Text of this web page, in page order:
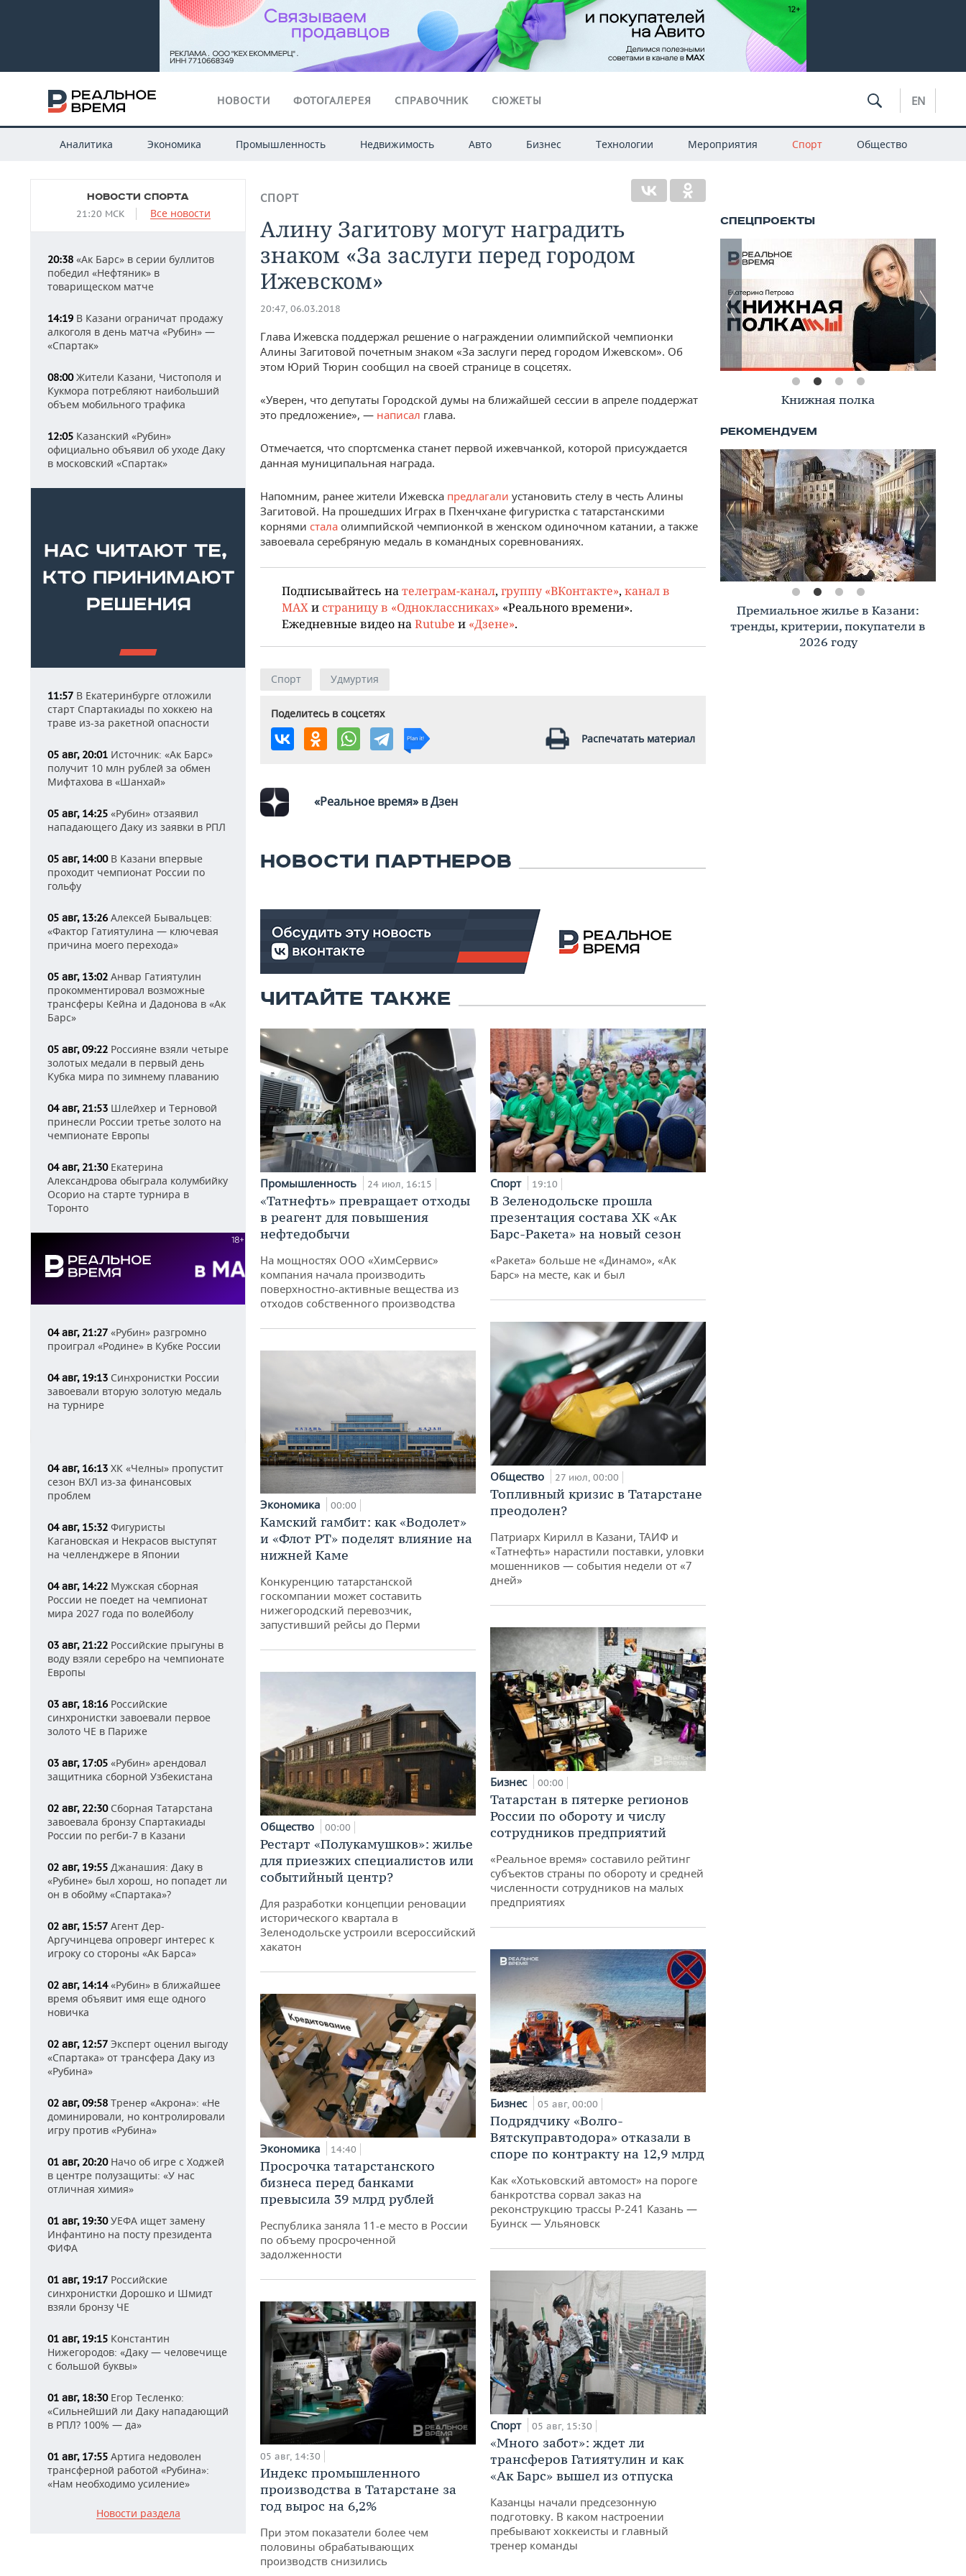
НОВОСТИ ФОТОГАЛЕРЕЯ СПРАВОЧНИК СЮЖЕТЫ EN
Аналитика Экономика Промышленность Недвижимость Авто Бизнес Технологии Мероприятия Спорт Общество
НОВОСТИ СПОРТА
21:20 МСК Все новости
20:38 «Ак Барс» в серии буллитов
победил «Нефтяник» в
товарищеском матче
14:19 В Казани ограничат продажу
алкоголя в день матча «Рубин» —
«Спартак»
08:00Жители Казани, Чистополя и
Кукмора потребляют наибольший
объем мобильного трафика
12:05 Казанский «Рубин»
официально объявил об уходе Даку
в московский «Спартак»
11:57 В Екатеринбурге отложили
старт Спартакиады по хоккею на
траве из-за ракетной опасности
05 авг, 20:01 Источник: «Ак Барс»
получит 10 млн рублей за обмен
Мифтахова в «Шанхай»
05 авг, 14:25 «Рубин» отзаявил
нападающего Даку из заявки в РПЛ
05 авг, 14:00В Казани впервые
проходит чемпионат России по
гольфу
05 авг, 13:26 Алексей Бывальцев:
«Фактор Гатиятулина — ключевая
причина моего перехода»
05 авг, 13:02 Анвар Гатиятулин
прокомментировал возможные
трансферы Кейна и Дадонова в «Ак
Барс»
05 авг, 09:22 Россияне взяли четыре
золотых медали в первый день
Кубка мира по зимнему плаванию
04 авг, 21:53 Шлейхер и Терновой
принесли России третье золото на
чемпионате Европы
04 авг, 21:30Екатерина
Александрова обыграла колумбийку
Осорио на старте турнира в
Торонто
04 авг, 21:27 «Рубин» разгромно
проиграл «Родине» в Кубке России
04 авг, 19:13 Синхронистки России
завоевали вторую золотую медаль
на турнире
04 авг, 16:13 ХК «Челны» пропустит
сезон ВХЛ из-за финансовых
проблем
04 авг, 15:32 Фигуристы
Кагановская и Некрасов выступят
на челленджере в Японии
04 авг, 14:22 Мужская сборная
России не поедет на чемпионат
мира 2027 года по волейболу
03 авг, 21:22 Российские прыгуны в
воду взяли серебро на чемпионате
Европы
03 авг, 18:16 Российские
синхронистки завоевали первое
золото ЧЕ в Париже
03 авг, 17:05 «Рубин» арендовал
защитника сборной Узбекистана
02 авг, 22:30Сборная Татарстана
завоевала бронзу Спартакиады
России по регби-7 в Казани
02 авг, 19:55 Джанашия: Даку в
«Рубине» был хорош, но попадет ли
он в обойму «Спартака»?
02 авг, 15:57 Агент Дер-
Аргучинцева опроверг интерес к
игроку со стороны «Ак Барса»
02 авг, 14:14«Рубин» в ближайшее
время объявит имя еще одного
новичка
02 авг, 12:57 Эксперт оценил выгоду
«Спартака» от трансфера Даку из
«Рубина»
02 авг, 09:58 Тренер «Акрона»: «Не
доминировали, но контролировали
игру против «Рубина»
01 авг, 20:20Начо об игре с Ходжей
в центре полузащиты: «У нас
отличная химия»
01 авг, 19:30УЕФА ищет замену
Инфантино на посту президента
ФИФА
01 авг, 19:17 Российские
синхронистки Дорошко и Шмидт
взяли бронзу ЧЕ
01 авг, 19:15 Константин
Нижегородов: «Даку — человечище
с большой буквы»
01 авг, 18:30Егор Тесленко:
«Сильнейший ли Даку нападающий
в РПЛ? 100% — да»
01 авг, 17:55 Артига недоволен
трансферной работой «Рубина»:
«Нам необходимо усиление»
Новости раздела
СПОРТ
Алину Загитову могут наградить
знаком «За заслуги перед городом
Ижевском»
20:47, 06.03.2018
Глава Ижевска поддержал решение о награждении олимпийской чемпионки
Алины Загитовой почетным знаком «За заслуги перед городом Ижевском». Об
этом Юрий Тюрин сообщил на своей странице в соцсетях.
«Уверен, что депутаты Городской думы на ближайшей сессии в апреле поддержат
это предложение», — написал глава.
Отмечается, что спортсменка станет первой ижевчанкой, которой присуждается
данная муниципальная награда.
Напомним, ранее жители Ижевска предлагали установить стелу в честь Алины
Загитовой. На прошедших Играх в Пхенчхане фигуристка с татарстанскими
корнями стала олимпийской чемпионкой в женском одиночном катании, а также
завоевала серебряную медаль в командных соревнованиях.
Подписывайтесь на телеграм-канал, группу «ВКонтакте», канал в
MAX и страницу в «Одноклассниках» «Реального времени».
Ежедневные видео на Rutube и «Дзене».
Спорт Удмуртия
Поделитесь в соцсетях
Распечатать материал
«Реальное время» в Дзен
НОВОСТИ ПАРТНЕРОВ
ЧИТАЙТЕ ТАКЖЕ
Промышленность 24 июл, 16:15
«Татнефть» превращает отходы
в реагент для повышения
нефтедобычи
На мощностях ООО «ХимСервис»
компания начала производить
поверхностно-активные вещества из
отходов собственного производства
Экономика 00:00
Камский гамбит: как «Водолет»
и «Флот РТ» поделят влияние на
нижней Каме
Конкуренцию татарстанской
госкомпании может составить
нижегородский перевозчик,
запустивший рейсы до Перми
Общество 00:00
Рестарт «Полукамушков»: жилье
для приезжих специалистов или
событийный центр?
Для разработки концепции реновации
исторического квартала в
Зеленодольске устроили всероссийский
хакатон
Экономика 14:40
Просрочка татарстанского
бизнеса перед банками
превысила 39 млрд рублей
Республика заняла 11-е место в России
по объему просроченной
задолженности
05 авг, 14:30
Индекс промышленного
производства в Татарстане за
год вырос на 6,2%
При этом показатели более чем
половины обрабатывающих
производств снизились
Спорт 19:10
В Зеленодольске прошла
презентация состава ХК «Ак
Барс-Ракета» на новый сезон
«Ракета» больше не «Динамо», «Ак
Барс» на месте, как и был
Общество 27 июл, 00:00
Топливный кризис в Татарстане
преодолен?
Патриарх Кирилл в Казани, ТАИФ и
«Татнефть» нарастили поставки, уловки
мошенников — события недели от «7
дней»
Бизнес 00:00
Татарстан в пятерке регионов
России по обороту и числу
сотрудников предприятий
«Реальное время» составило рейтинг
субъектов страны по обороту и средней
численности сотрудников на малых
предприятиях
Бизнес 05 авг, 00:00
Подрядчику «Волго-
Вятскуправтодора» отказали в
споре по контракту на 12,9 млрд
Как «Хотьковский автомост» на пороге
банкротства сорвал заказ на
реконструкцию трассы Р‑241 Казань —
Буинск — Ульяновск
Спорт 05 авг, 15:30
«Много забот»: ждет ли
трансферов Гатиятулин и как
«Ак Барс» вышел из отпуска
Казанцы начали предсезонную
подготовку. В каком настроении
пребывают хоккеисты и главный
тренер команды
Книжная полка
Премиальное жилье в Казани:
тренды, критерии, покупатели в
2026 году